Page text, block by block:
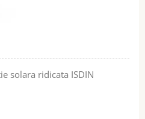
solara ridicata ISDIN